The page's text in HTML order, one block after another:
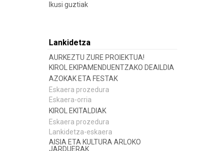
Ikusi guztiak
Lankidetza
AURKEZTU ZURE PROIEKTUA!
KIROL EKIPAMENDUENTZAKO DEAILDIA
AZOKAK ETA FESTAK
Eskaera prozedura
Eskaera-orria
KIROL EKITALDIAK
Eskaera prozedura
Lankidetza-eskaera
AISIA ETA KULTURA ARLOKO
JARDUERAK